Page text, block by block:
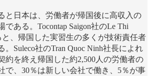
日本は、労働者が帰国後に高収入の
ある。Tocontap Saigon社のLe Thi
と、帰国した実習生の多くが技術責任者
Suleco社のTran Quoc Ninh社長によれ
約を終え帰国した約2,500人の労働者の
で、30％は新しい会社で働き、5％が事